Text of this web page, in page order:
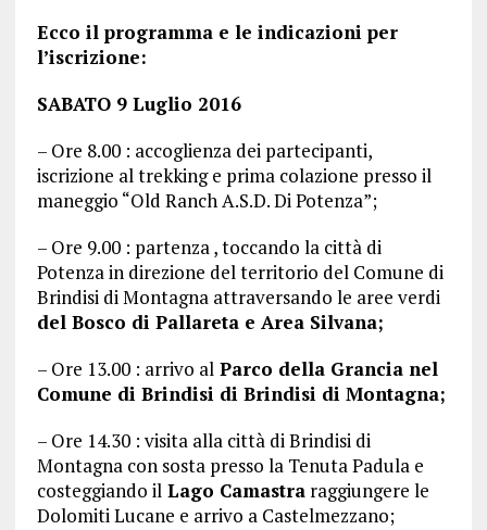
Ecco il programma e le indicazioni per
l’iscrizione:
SABATO 9 Luglio 2016
– Ore 8.00 : accoglienza dei partecipanti,
iscrizione al trekking e prima colazione presso il
maneggio “Old Ranch A.S.D. Di Potenza”;
– Ore 9.00 : partenza , toccando la città di
Potenza in direzione del territorio del Comune di
Brindisi di Montagna attraversando le aree verdi
del Bosco di Pallareta e Area Silvana;
– Ore 13.00 : arrivo alParco della Grancia nel
Comune di Brindisi di Brindisi di Montagna;
– Ore 14.30 : visita alla città di Brindisi di
Montagna con sosta presso la Tenuta Padula e
costeggiando ilLago Camastraraggiungere le
Dolomiti Lucane e arrivo a Castelmezzano;